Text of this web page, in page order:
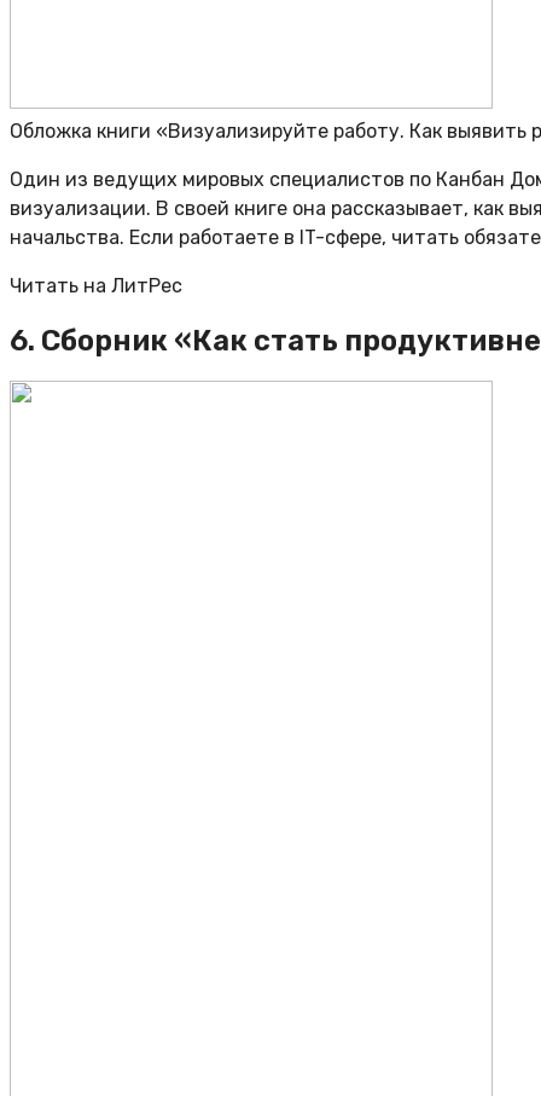
Обложка книги «Визуализируйте работу. Как
Один из ведущих мировых специалистов по Канбан
визуализации. В своей книге она рассказывает, как
начальства. Если работаете в IT-сфере, читать
Читать на ЛитРес
6. Сборник «Как стать